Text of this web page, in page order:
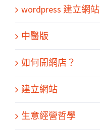
wordpress 建立網站
中醫版
如何開網店？
建立網站
生意經營哲學